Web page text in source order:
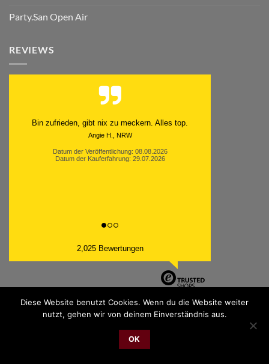
Party.San Open Air
REVIEWS
Bin zufrieden, gibt nix zu meckern. Alles top.
Angie H., NRW
Datum der Veröffentlichung: 08.08.2026
Datum der Kauferfahrung: 29.07.2026
2,025 Bewertungen
2026 © cudgel Vertrieb - a division of Party.San GmbH
Diese Website benutzt Cookies. Wenn du die Website weiter
nutzt, gehen wir von deinem Einverständnis aus.
OK